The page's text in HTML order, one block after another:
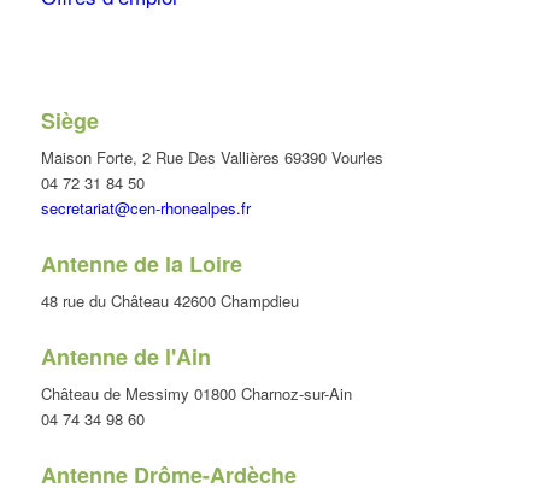
Siège
Maison Forte, 2 Rue Des Vallières 69390 Vourles
04 72 31 84 50
secretariat@cen-rhonealpes.fr
Antenne de la Loire
48 rue du Château 42600 Champdieu
Antenne de l'Ain
Château de Messimy 01800 Charnoz-sur-Ain
04 74 34 98 60
Antenne Drôme-Ardèche